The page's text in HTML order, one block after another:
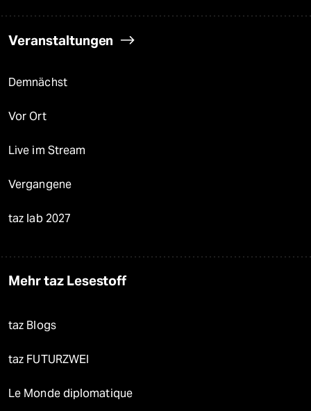
Veranstaltungen
Demnächst
Vor Ort
Live im Stream
Vergangene
taz lab 2027
Mehr taz Lesestoff
taz Blogs
taz FUTURZWEI
Le Monde diplomatique